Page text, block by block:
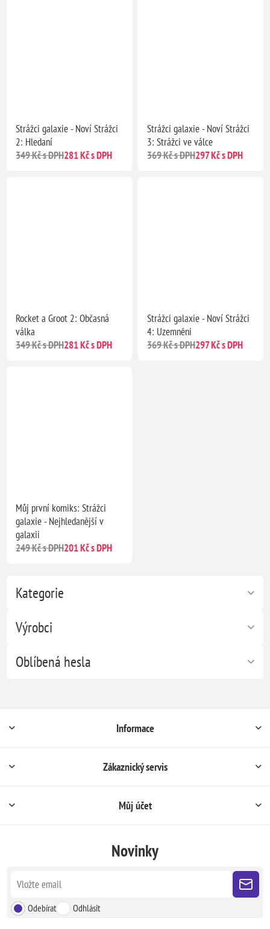
Kategorie
Výrobci
Oblíbená hesla
Strážci galaxie - Noví Strážci
2: Hledaní
349 Kč s DPH281 Kč s DPH
Strážci galaxie - Noví Strážci
3: Strážci ve válce
369 Kč s DPH297 Kč s DPH
Rocket a Groot 2: Občasná
válka
349 Kč s DPH281 Kč s DPH
Strážci galaxie - Noví Strážci
4: Uzemněni
369 Kč s DPH297 Kč s DPH
Můj první komiks: Strážci
galaxie - Nejhledanější v
galaxii
249 Kč s DPH201 Kč s DPH
Informace
Zákaznický servis
Můj účet
Novinky
Odebírat Odhlásit